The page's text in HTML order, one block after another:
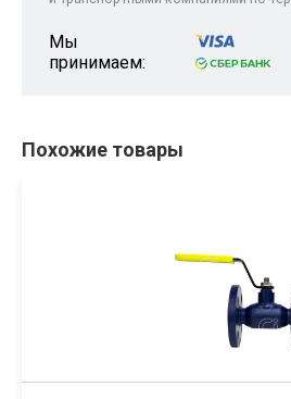
Мы
принимаем:
Похожие товары